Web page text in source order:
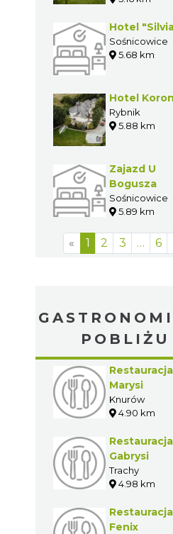
Hotel
Sośnicowice
5.68 km
Hotel
Rybnik
5.88 km
Zajazd U
Bogusza
Sośnicowice
5.89 km
« 1 2 3 … 6
POBLIŻU
Marysi
Knurów
4.90 km
Gabrysi
Trachy
4.98 km
Restauracja
Fenix